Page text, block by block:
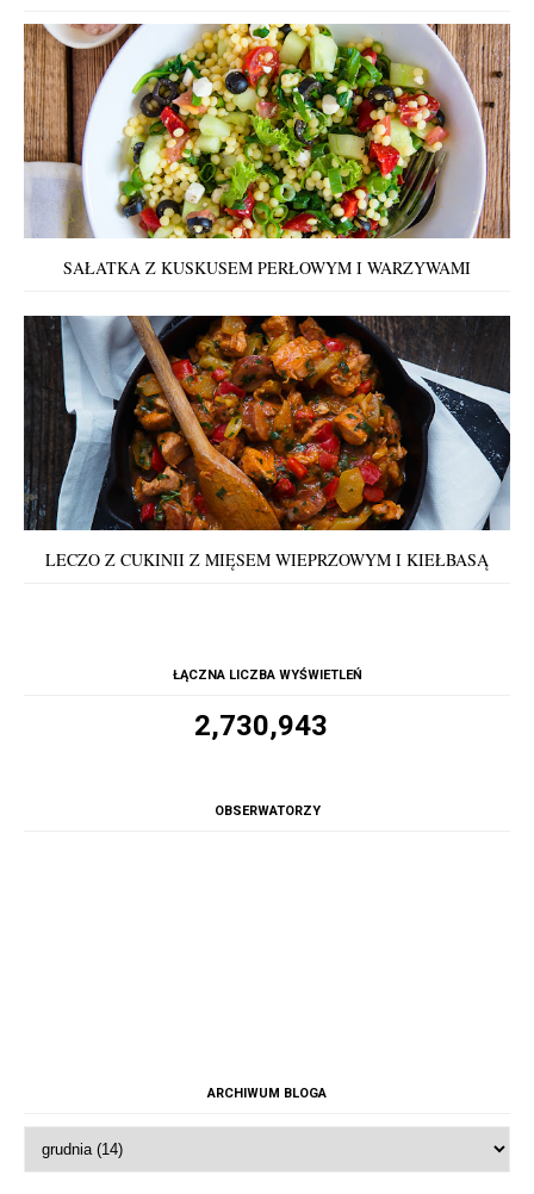
SAŁATKA Z KUSKUSEM PERŁOWYM I WARZYWAMI
LECZO Z CUKINII Z MIĘSEM WIEPRZOWYM I KIEŁBASĄ
ŁĄCZNA LICZBA WYŚWIETLEŃ
2,730,943
OBSERWATORZY
ARCHIWUM BLOGA